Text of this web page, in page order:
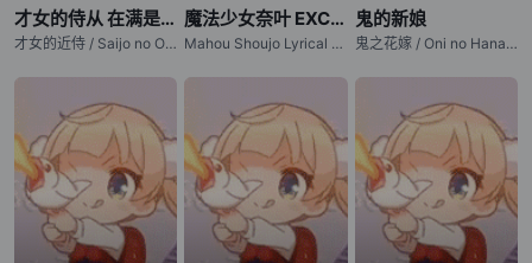
才女的侍从 在满是高岭之花的贵族学校暗中照顾（毫无生活自理能力的）学院第一大小姐
才女的近侍 / Saijo no Osewa: Takane no Hanadarake na Meimonkou de, Gakuin Ichi no Ojou-sama (Seikatsu Nouryoku Kaimu) wo Kagenagara Osewa suru Koto ni Narimashita / Rich Girl Caretaker: I'm Secretly the Caregiver of the Most Popular Girl in This Rich Kid
魔法少女奈叶 EXCEEDS Gun Blaze Vengeance
Mahou Shoujo Lyrical Nanoha EXCEEDS: Gun Blaze Vengeance / Magical Girl Lyrical Nanoha EXCEEDS Gun Blaze Vengeance / 魔法少女奈叶EXGV / なのはガンブレ
鬼的新娘
鬼之花嫁 / Oni no Hanayome / The Ogre's Bride